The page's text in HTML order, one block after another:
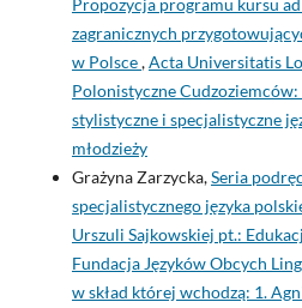
zagranicznych
w Polsce,Acta Universitatis
Polonistyczne
stylistyczne i specjalistyczne
młodzieży
Grażyna Zarzycka,Seria
specjalistycznego języka
Urszuli Sajkowskiej pt.:
Fundacja Języków Obcych
w skład której wchodzą: 1.